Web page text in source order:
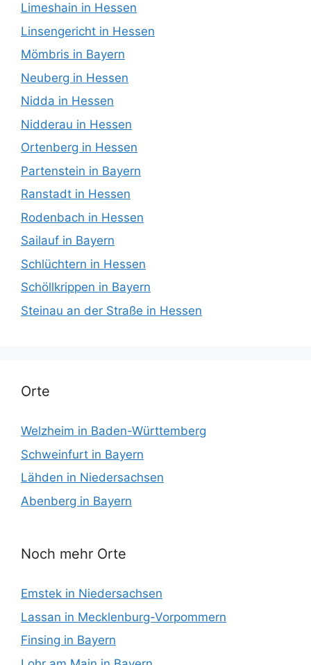
Limeshain in Hessen
Linsengericht in Hessen
Mömbris in Bayern
Neuberg in Hessen
Nidda in Hessen
Nidderau in Hessen
Ortenberg in Hessen
Partenstein in Bayern
Ranstadt in Hessen
Rodenbach in Hessen
Sailauf in Bayern
Schlüchtern in Hessen
Schöllkrippen in Bayern
Steinau an der Straße in Hessen
Orte
Welzheim in Baden-Württemberg
Schweinfurt in Bayern
Lähden in Niedersachsen
Abenberg in Bayern
Noch mehr Orte
Emstek in Niedersachsen
Lassan in Mecklenburg-Vorpommern
Finsing in Bayern